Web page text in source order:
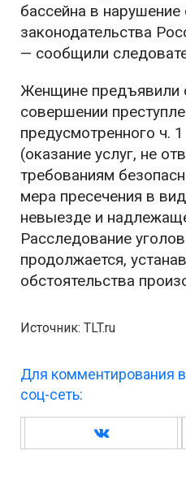
бассейна в нарушение
законодательства
— сообщили
Женщине предъявили
совершении
предусмотренного ч.
(оказание услуг, не
требованиям
мера пресечения в
невыезде и
Расследование
продолжается,
обстоятельства
Источник: TLT.ru
Для комментирования
соц-сеть: